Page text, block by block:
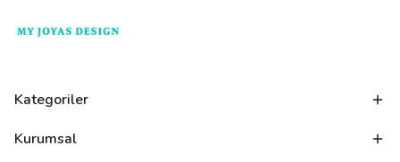
Kategoriler
Kurumsal